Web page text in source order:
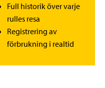
Full historik över varje
rulles resa
Registrering av
förbrukning i realtid